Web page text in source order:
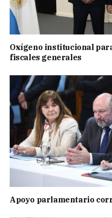
Oxígeno institucional
fiscales generales
Apoyo parlamentario